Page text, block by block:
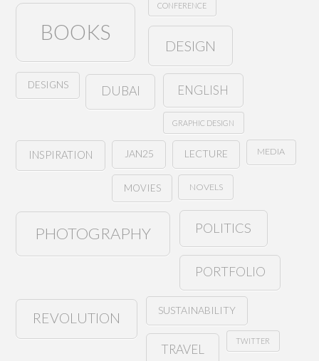
BOOKS
CONFERENCE
DESIGN
DESIGNS DUBAI ENGLISH
GRAPHIC DESIGN
INSPIRATION JAN25 LECTURE MEDIA
MOVIES NOVELS
PHOTOGRAPHY POLITICS
PORTFOLIO
REVOLUTION SUSTAINABILITY
TRAVEL
TWITTER